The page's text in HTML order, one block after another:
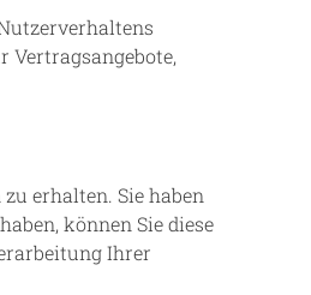
Vertragsangebote,
erhalten. Sie haben
können Sie diese
Ihrer